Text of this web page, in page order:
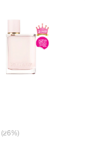
(26%)